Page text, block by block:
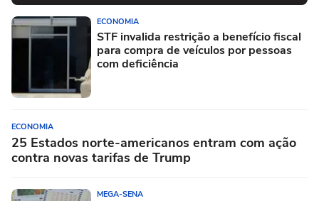
ECONOMIA
STF invalida restrição a benefício fiscal
para compra de veículos por pessoas
com deficiência
ECONOMIA
25 Estados norte-americanos entram com ação
contra novas tarifas de Trump
MEGA-SENA